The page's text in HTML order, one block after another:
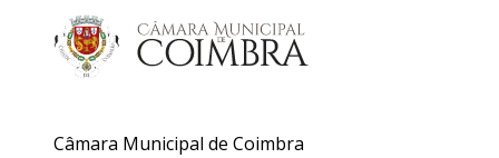
Câmara Municipal de Coimbra